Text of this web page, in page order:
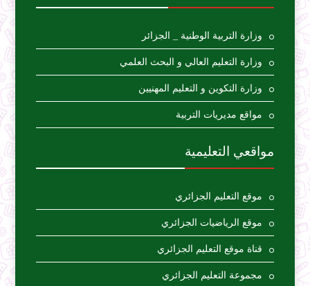
وزارة التربية الوطنية _ الجزائر
وزارة التعليم العالي و البحث العلمي
وزارة التكوين و التعليم المهنيين
مواقع مديريات التربية
مواقعي التعليمية
موقع التعليم الجزائري
موقع الرياضيات الجزائري
قناة موقع التعليم الجزائري
مجموعة التعليم الجزائري